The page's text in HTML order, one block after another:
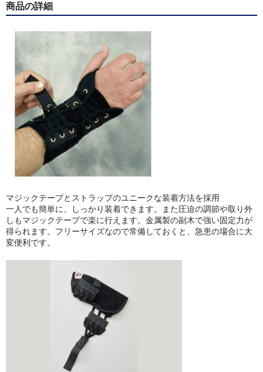
ピックアップ
会員限定商品
セール特価品
キャンペーン
セミナーチケット
ブランドで探す
ESAKI (エサキ)
LLOYD TABLE (ロイドテーブル)
Therapeutica (セラピューティカ)
SEROLA BIOMECHANICS (セローラ バイオメカニクス)
BMZ (ビーエムゼット)
Body Line (ボディーライン)
Body Support Systems (ボディーサポートシステム)
商品の詳細
マジックテープとストラップのユニークな装着方法を採用
一人でも簡単に、しっかり装着できます。また圧迫の調節や取り外
しもマジックテープで楽に行えます。金属製の副木で強い固定力が
得られます。フリーサイズなので常備しておくと、急患の場合に大
変便利です。